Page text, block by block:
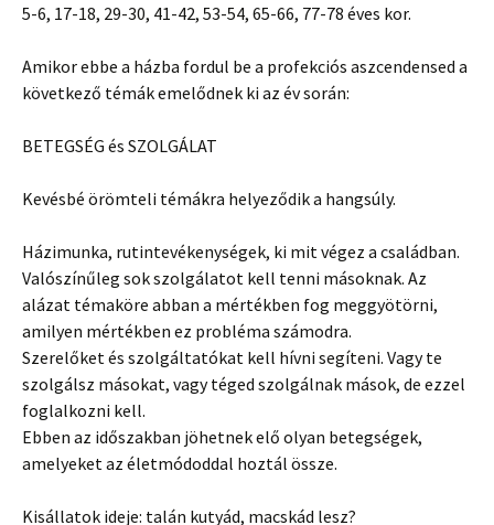
5-6, 17-18, 29-30, 41-42, 53-54, 65-66, 77-78 éves kor.
Amikor ebbe a házba fordul be a profekciós aszcendensed a
következő témák emelődnek ki az év során:
BETEGSÉG és SZOLGÁLAT
Kevésbé örömteli témákra helyeződik a hangsúly.
Házimunka, rutintevékenységek, ki mit végez a családban.
Valószínűleg sok szolgálatot kell tenni másoknak. Az
alázat témaköre abban a mértékben fog meggyötörni,
amilyen mértékben ez probléma számodra.
Szerelőket és szolgáltatókat kell hívni segíteni. Vagy te
szolgálsz másokat, vagy téged szolgálnak mások, de ezzel
foglalkozni kell.
Ebben az időszakban jöhetnek elő olyan betegségek,
amelyeket az életmódoddal hoztál össze.
Kisállatok ideje: talán kutyád, macskád lesz?